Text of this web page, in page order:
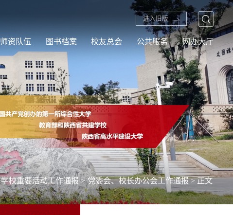
进入旧版
师资队伍 图书档案 校友总会 公共服务 网办大厅
学校重要活动工作通报 > 党委会、校长办公会工作通报 > 正文